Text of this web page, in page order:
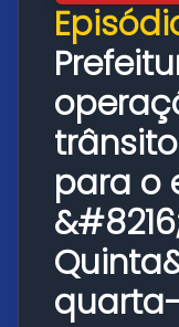
para o